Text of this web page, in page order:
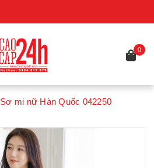
0
Sơ mi nữ Hàn Quốc 042250